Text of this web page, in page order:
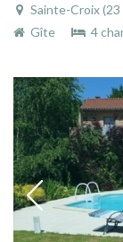
Sainte-Croix (23
Gîte
4